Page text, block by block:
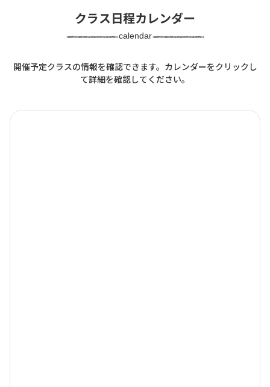
クラス日程カレンダー
calendar
開催予定クラスの情報を確認できます。カレンダーをクリックし
て詳細を確認してください。